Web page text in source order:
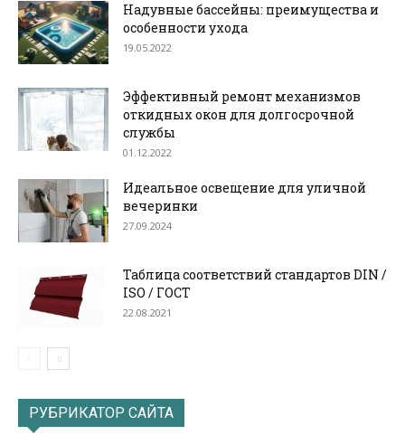
Надувные бассейны: преимущества и
особенности ухода
19.05.2022
Эффективный ремонт механизмов
откидных окон для долгосрочной
службы
01.12.2022
Идеальное освещение для уличной
вечеринки
27.09.2024
Таблица соответствий стандартов DIN /
ISO / ГОСТ
22.08.2021
РУБРИКАТОР САЙТА